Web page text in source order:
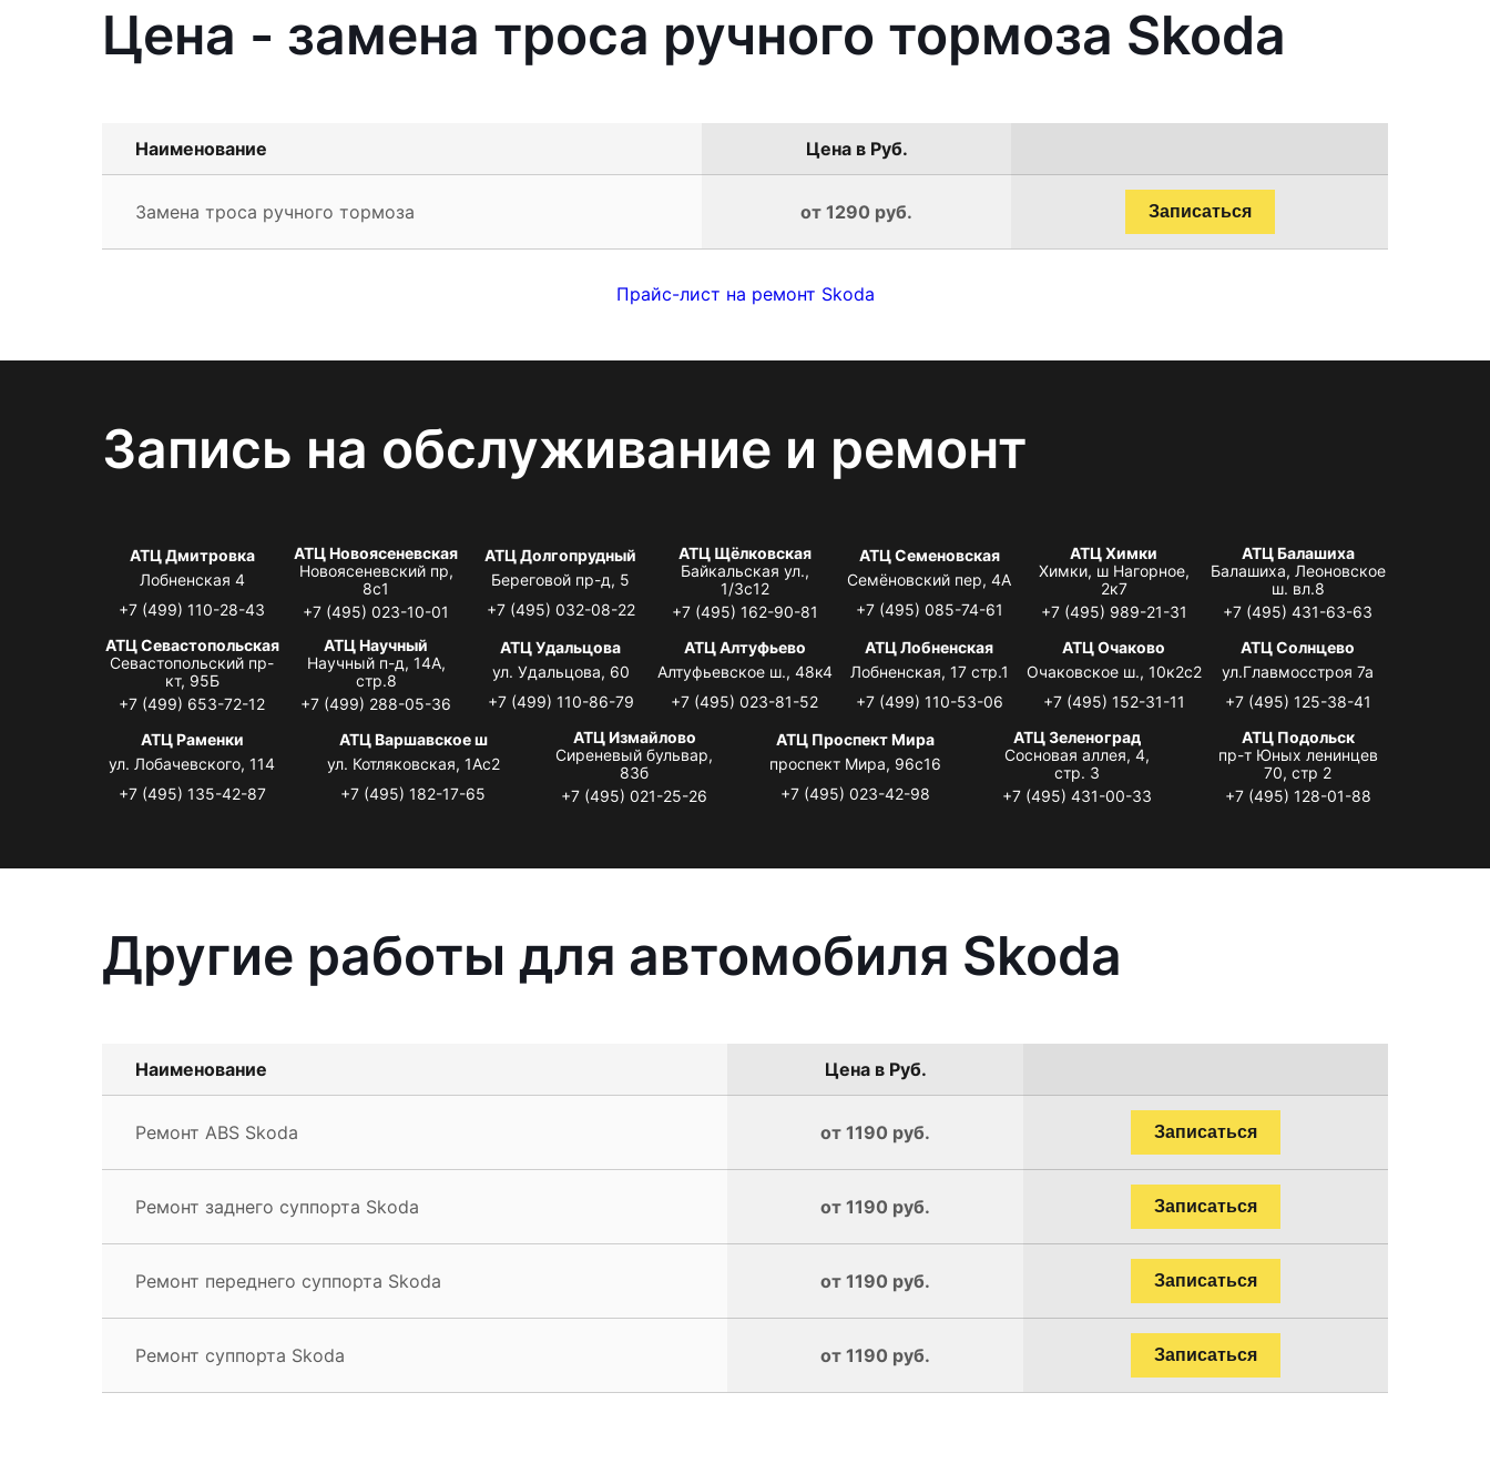
Цена - замена троса ручного тормоза Skoda
Наименование Цена в Руб.
Замена троса ручного тормоза от 1290 руб. Записаться
Прайс-лист на ремонт Skoda
Запись на обслуживание и ремонт
АТЦ Дмитровка
Лобненская 4
+7 (499) 110-28-43
АТЦ Новоясеневская
Новоясеневский пр,
8с1
+7 (495) 023-10-01
АТЦ Долгопрудный
Береговой пр-д, 5
+7 (495) 032-08-22
АТЦ Щёлковская
Байкальская ул.,
1/3с12
+7 (495) 162-90-81
АТЦ Семеновская
Семёновский пер, 4А
+7 (495) 085-74-61
АТЦ Химки
Химки, ш Нагорное,
2к7
+7 (495) 989-21-31
АТЦ Балашиха
Балашиха, Леоновское
ш. вл.8
+7 (495) 431-63-63
АТЦ Севастопольская
Севастопольский пр-
кт, 95Б
+7 (499) 653-72-12
АТЦ Научный
Научный п-д, 14А,
стр.8
+7 (499) 288-05-36
АТЦ Удальцова
ул. Удальцова, 60
+7 (499) 110-86-79
АТЦ Алтуфьево
Алтуфьевское ш., 48к4
+7 (495) 023-81-52
АТЦ Лобненская
Лобненская, 17 стр.1
+7 (499) 110-53-06
АТЦ Очаково
Очаковское ш., 10к2с2
+7 (495) 152-31-11
АТЦ Солнцево
ул.Главмосстроя 7а
+7 (495) 125-38-41
АТЦ Раменки
ул. Лобачевского, 114
+7 (495) 135-42-87
АТЦ Варшавское ш
ул. Котляковская, 1Ас2
+7 (495) 182-17-65
АТЦ Измайлово
Сиреневый бульвар,
83б
+7 (495) 021-25-26
АТЦ Проспект Мира
проспект Мира, 96с16
+7 (495) 023-42-98
АТЦ Зеленоград
Сосновая аллея, 4,
стр. 3
+7 (495) 431-00-33
АТЦ Подольск
пр-т Юных ленинцев
70, стр 2
+7 (495) 128-01-88
Другие работы для автомобиля Skoda
Наименование Цена в Руб.
Ремонт ABS Skoda от 1190 руб. Записаться
Ремонт заднего суппорта Skoda от 1190 руб. Записаться
Ремонт переднего суппорта Skoda от 1190 руб. Записаться
Ремонт суппорта Skoda от 1190 руб. Записаться